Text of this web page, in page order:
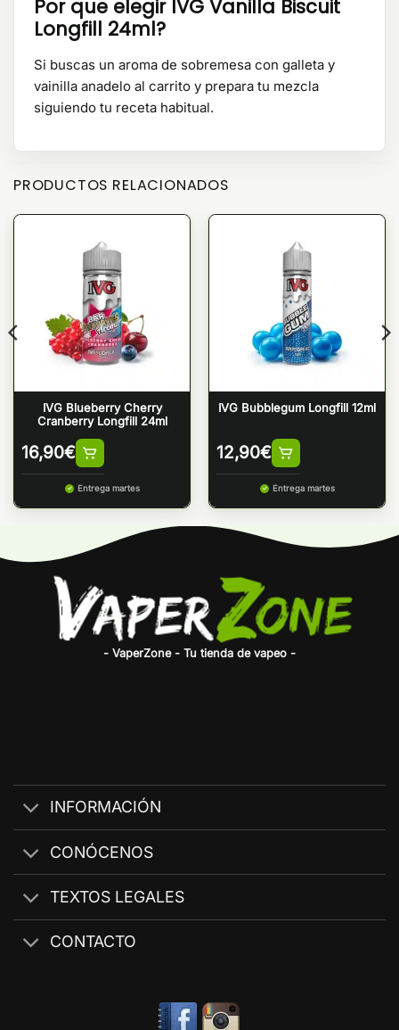
Por que elegir IVG Vanilla Biscuit
Longfill 24ml?
Si buscas un aroma de sobremesa con galleta y
vainilla anadelo al carrito y prepara tu mezcla
siguiendo tu receta habitual.
PRODUCTOS RELACIONADOS
IVG Blueberry Cherry
Cranberry Longfill 24ml
16,90€
Entrega martes
IVG Bubblegum Longfill 12ml
12,90€
Entrega martes
- VaperZone - Tu tienda de vapeo -
INFORMACIÓN
CONÓCENOS
TEXTOS LEGALES
CONTACTO